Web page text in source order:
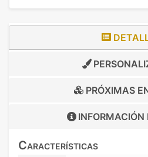
PRÓXIMAS
INFORMACIÓN
Características